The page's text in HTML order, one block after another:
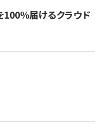
100％届けるクラウド